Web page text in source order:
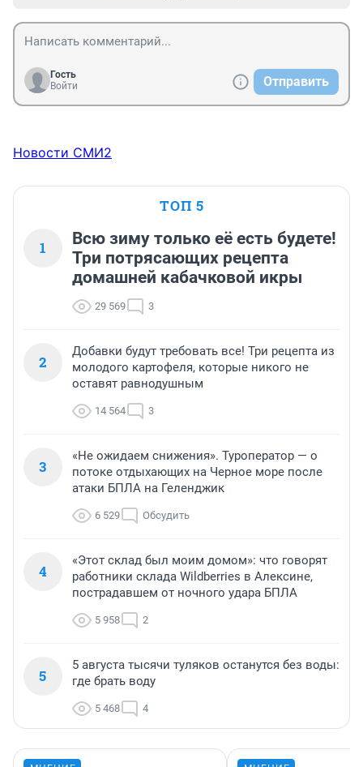
Гость
Войти
Отправить
Новости СМИ2
ТОП 5
1
Всю зиму только её есть будете!
Три потрясающих рецепта
домашней кабачковой икры
29 569 3
2
Добавки будут требовать все! Три рецепта из
молодого картофеля, которые никого не
оставят равнодушным
14 564 3
3
«Не ожидаем снижения». Туроператор — о
потоке отдыхающих на Черное море после
атаки БПЛА на Геленджик
6 529 Обсудить
4
«Этот склад был моим домом»: что говорят
работники склада Wildberries в Алексине,
пострадавшем от ночного удара БПЛА
5 958 2
5
5 августа тысячи туляков останутся без воды:
где брать воду
5 468 4